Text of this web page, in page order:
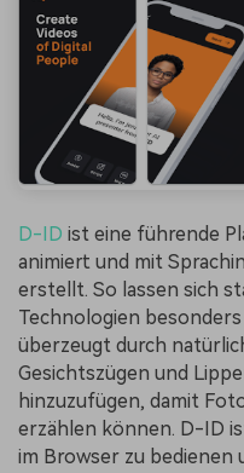
D-ID ist eine führende
animiert und mit
erstellt. So lassen sich
Technologien
überzeugt durch
Gesichtszügen und
hinzuzufügen, damit
erzählen können. D-ID
im Browser zu